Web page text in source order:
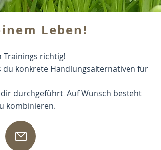
Leben!
Trainings richtig!
du konkrete Handlungsalternativen für
durchgeführt. Auf Wunsch besteht
kombinieren.